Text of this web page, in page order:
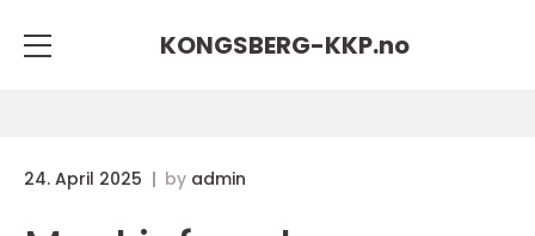
KONGSBERG-KKP.no
24. April 2025 by admin